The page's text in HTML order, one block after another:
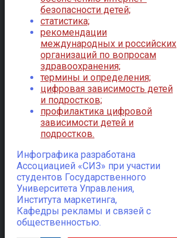
безопасности детей;
статистика;
рекомендации
международных и российских
организаций по вопросам
здравоохранения;
термины и определения;
цифровая зависимость детей
и подростков;
профилактика цифровой
зависимости детей и
подростков.
Инфографика разработана
Ассоциацией «СИЗ» при участии
студентов Государственного
Университета Управления,
Института маркетинга,
Кафедры рекламы и связей с
общественностью.